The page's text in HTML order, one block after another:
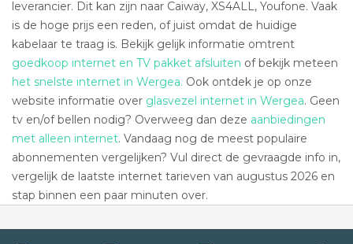
leverancier. Dit kan zijn naar Caiway, XS4ALL, Youfone. Vaak
is de hoge prijs een reden, of juist omdat de huidige
kabelaar te traag is. Bekijk gelijk informatie omtrent
goedkoop internet en TV pakket afsluiten of bekijk meteen
het snelste internet in Wergea. Ook ontdek je op onze
website informatie over glasvezel internet in Wergea. Geen
tv en/of bellen nodig? Overweeg dan deze aanbiedingen
met alleen internet. Vandaag nog de meest populaire
abonnementen vergelijken? Vul direct de gevraagde info in,
vergelijk de laatste internet tarieven van augustus 2026 en
stap binnen een paar minuten over.